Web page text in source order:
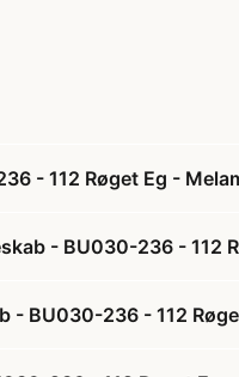
- 112 Røget Eg -
- BU030-236 - 112
BU030-236 - 112